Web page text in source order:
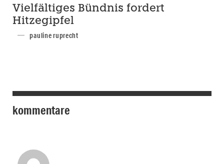
Vielfältiges Bündnis fordert
Hitzegipfel
pauline ruprecht
kommentare